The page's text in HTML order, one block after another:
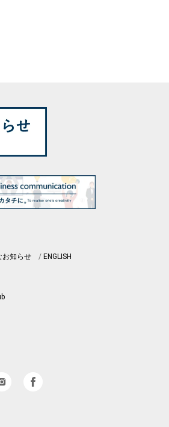
お知らせ ENGLISH